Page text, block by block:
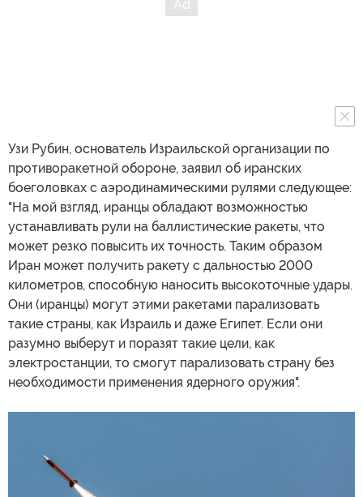
Узи Рубин, основатель Израильской организации по
противоракетной обороне, заявил об иранских
боеголовках с аэродинамическими рулями следующее:
"На мой взгляд, иранцы обладают возможностью
устанавливать рули на баллистические ракеты, что
может резко повысить их точность. Таким образом
Иран может получить ракету с дальностью 2000
километров, способную наносить высокоточные удары.
Они (иранцы) могут этими ракетами парализовать
такие страны, как Израиль и даже Египет. Если они
разумно выберут и поразят такие цели, как
электростанции, то смогут парализовать страну без
необходимости применения ядерного оружия".